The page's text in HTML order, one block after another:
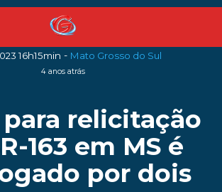
16h15min - Mato Grosso do Sul
4 anos atrás
para relicitação
163 em MS é
por dois